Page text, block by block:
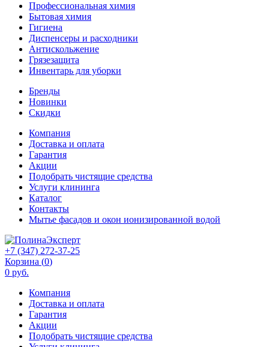
Профессиональная химия
Бытовая химия
Гигиена
Диспенсеры и расходники
Антискольжение
Грязезащита
Инвентарь для уборки
Бренды
Новинки
Скидки
Компания
Доставка и оплата
Гарантия
Акции
Подобрать чистящие средства
Услуги клининга
Каталог
Контакты
Мытье фасадов и окон ионизированной водой
+7 (347) 272-37-25
Корзина (0)
0 руб.
Компания
Доставка и оплата
Гарантия
Акции
Подобрать чистящие средства